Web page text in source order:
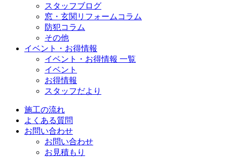
スタッフブログ
窓・玄関リフォームコラム
防犯コラム
その他
イベント・お得情報
イベント・お得情報 一覧
イベント
お得情報
スタッフだより
施工の流れ
よくある質問
お問い合わせ
お問い合わせ
お見積もり